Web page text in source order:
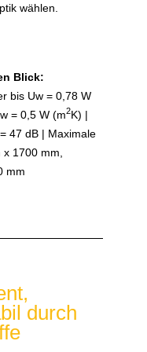
wählen.
Blick:
bis Uw = 0,78 W
= 0,5 W (m2K) |
47 dB | Maximale
1700 mm,
mm
durch